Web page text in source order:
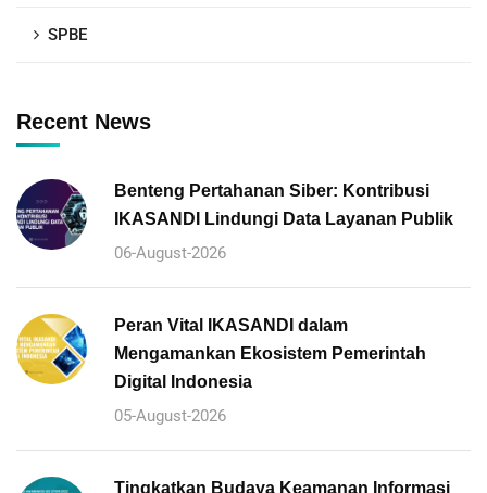
SPBE
Recent News
Benteng Pertahanan Siber: Kontribusi
IKASANDI Lindungi Data Layanan Publik
06-August-2026
Peran Vital IKASANDI dalam
Mengamankan Ekosistem Pemerintah
Digital Indonesia
05-August-2026
Tingkatkan Budaya Keamanan Informasi